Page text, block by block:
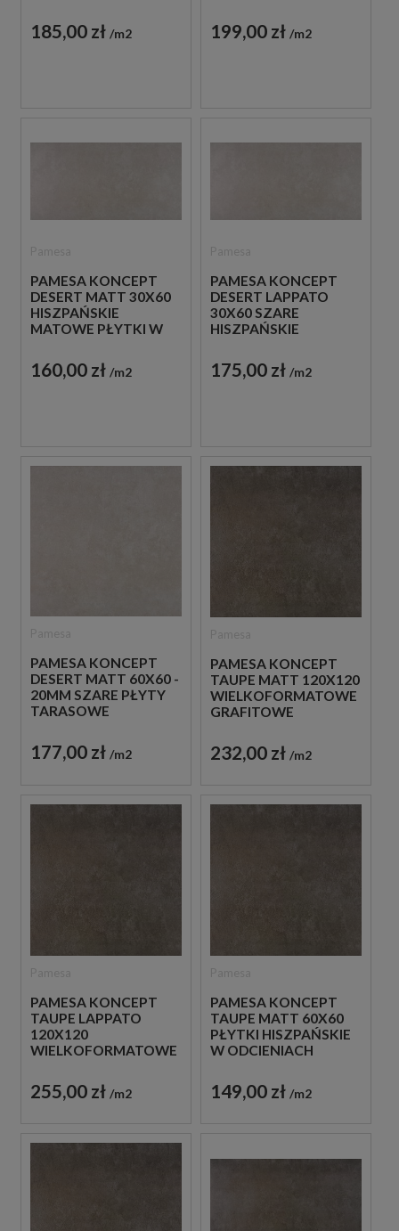
INSPIROWANE
BETONEM
185,00 zł m2
SZAROŚCI
199,00 zł m2
PAMESA KONCEPT
DESERT MATT 30X60
HISZPAŃSKIE
MATOWE PŁYTKI W
SZAROŚCI IMITUJĄCE
BETON
160,00 zł m2
PAMESA KONCEPT
DESERT LAPPATO
30X60 SZARE
HISZPAŃSKIE
BETONOWE
175,00 zł m2
PAMESA KONCEPT
DESERT MATT 60X60 -
20MM SZARE PŁYTY
TARASOWE
177,00 zł m2
PAMESA KONCEPT
TAUPE MATT 120X120
WIELKOFORMATOWE
GRAFITOWE
BETONOWE
232,00 zł m2
PAMESA KONCEPT
TAUPE LAPPATO
120X120
WIELKOFORMATOWE
HISZPAŃSKIE PŁYTKI
IMITUJĄCE BETON
255,00 zł m2
PAMESA KONCEPT
TAUPE MATT 60X60
PŁYTKI HISZPAŃSKIE
W ODCIENIACH
149,00 zł m2